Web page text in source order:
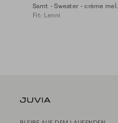
Samt - Sweater - crème mel.
Fit: Lenni